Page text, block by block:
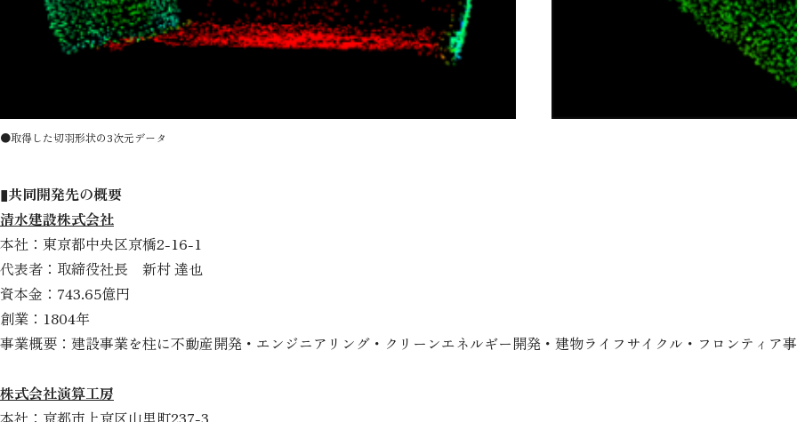
●取得した切羽形状の3次元データ
▮共同開発先の概要
清水建設株式会社
本社：東京都中央区京橋2-16-1
代表者：取締役社長 新村 達也
資本金：743.65億円
創業：1804年
事業概要：建設事業を柱に不動産開発・エンジニアリング・クリーンエネルギー開発・建物ライフサイクル・フロンティア
株式会社演算工房
本社：京都市上京区山里町237-3